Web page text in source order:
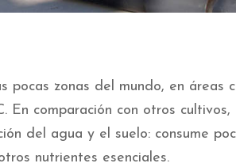
pocas zonas del mundo, en áreas
comparación con otros cultivos,
del agua y el suelo: consume
nutrientes esenciales.